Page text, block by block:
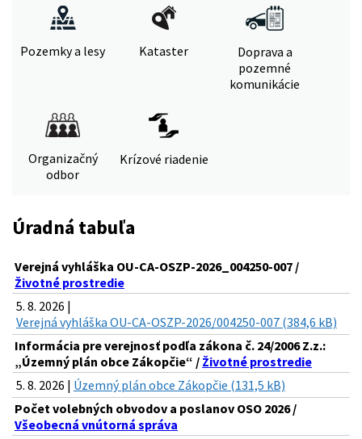
Pozemky a lesy Kataster
Doprava a
pozemné
komunikácie
Organizačný
odbor
Krízové riadenie
Úradná tabuľa
Verejná vyhláška OU-CA-OSZP-2026_004250-007 /
Životné prostredie
5. 8. 2026 |
Verejná vyhláška OU-CA-OSZP-2026/004250-007 (384,6 kB)
Informácia pre verejnosť podľa zákona č. 24/2006 Z.z.:
„Územný plán obce Zákopčie“ / Životné prostredie
5. 8. 2026 | Územný plán obce Zákopčie (131,5 kB)
Počet volebných obvodov a poslanov OSO 2026 /
Všeobecná vnútorná správa